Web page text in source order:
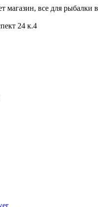
магазин, все для рыбалки в
24 к.4